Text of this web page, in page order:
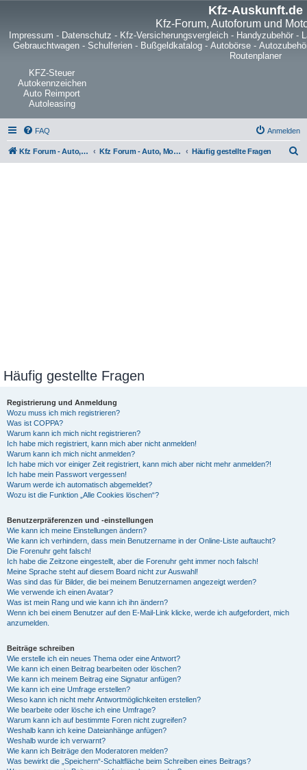
Kfz-Auskunft.de
Kfz-Forum, Autoforum und
Impressum - Datenschutz - Kfz-Versicherungsvergleich - Handyzubehör -
Gebrauchtwagen- Schulferien- Bußgeldkatalog- Autobörse-
Routenplaner
KFZ-Steuer
Autokennzeichen
Auto Reimport
Autoleasing
FAQ Anmelden
Kfz Forum - Auto, Motorrad und LKW Kfz Forum - Auto, Motorrad und LKW Häufig gestellte Fragen
Häufig gestellte Fragen
Registrierung und Anmeldung
Wozu muss ich mich registrieren?
Was ist COPPA?
Warum kann ich mich nicht registrieren?
Ich habe mich registriert, kann mich aber nicht anmelden!
Warum kann ich mich nicht anmelden?
Ich habe mich vor einiger Zeit registriert, kann mich aber nicht mehr anmelden?!
Ich habe mein Passwort vergessen!
Warum werde ich automatisch abgemeldet?
Wozu ist die Funktion „Alle Cookies löschen“?
Benutzerpräferenzen und -einstellungen
Wie kann ich meine Einstellungen ändern?
Wie kann ich verhindern, dass mein Benutzername in der Online-Liste auftaucht?
Die Forenuhr geht falsch!
Ich habe die Zeitzone eingestellt, aber die Forenuhr geht immer noch falsch!
Meine Sprache steht auf diesem Board nicht zur Auswahl!
Was sind das für Bilder, die bei meinem Benutzernamen angezeigt werden?
Wie verwende ich einen Avatar?
Was ist mein Rang und wie kann ich ihn ändern?
Wenn ich bei einem Benutzer auf den E-Mail-Link klicke, werde ich aufgefordert, mich
anzumelden.
Beiträge schreiben
Wie erstelle ich ein neues Thema oder eine Antwort?
Wie kann ich einen Beitrag bearbeiten oder löschen?
Wie kann ich meinem Beitrag eine Signatur anfügen?
Wie kann ich eine Umfrage erstellen?
Wieso kann ich nicht mehr Antwortmöglichkeiten erstellen?
Wie bearbeite oder lösche ich eine Umfrage?
Warum kann ich auf bestimmte Foren nicht zugreifen?
Weshalb kann ich keine Dateianhänge anfügen?
Weshalb wurde ich verwarnt?
Wie kann ich Beiträge den Moderatoren melden?
Was bewirkt die „Speichern“-Schaltfläche beim Schreiben eines Beitrags?